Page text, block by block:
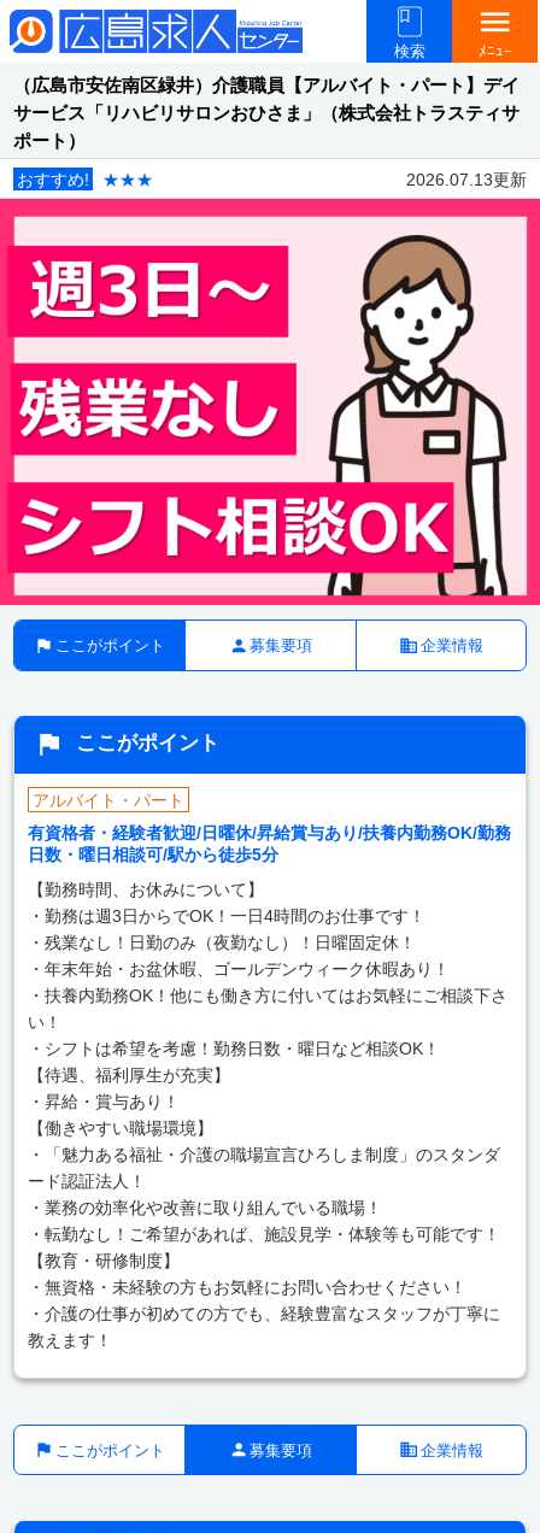
検索
menu
ﾒﾆｭｰ
（広島市安佐南区緑井）介護職員【アルバイト・パート】デイ
サービス「リハビリサロンおひさま」（株式会社トラスティサ
ポート）
おすすめ! ★★★ 2026.07.13更新
ここがポイント 募集要項 企業情報
ここがポイント
アルバイト・パート
有資格者・経験者歓迎/日曜休/昇給賞与あり/扶養内勤務OK/勤務
日数・曜日相談可/駅から徒歩5分
【勤務時間、お休みについて】
・勤務は週3日からでOK！一日4時間のお仕事です！
・残業なし！日勤のみ（夜勤なし）！日曜固定休！
・年末年始・お盆休暇、ゴールデンウィーク休暇あり！
・扶養内勤務OK！他にも働き方に付いてはお気軽にご相談下さ
い！
・シフトは希望を考慮！勤務日数・曜日など相談OK！
【待遇、福利厚生が充実】
・昇給・賞与あり！
【働きやすい職場環境】
・「魅力ある福祉・介護の職場宣言ひろしま制度」のスタンダ
ード認証法人！
・業務の効率化や改善に取り組んでいる職場！
・転勤なし！ご希望があれば、施設見学・体験等も可能です！
【教育・研修制度】
・無資格・未経験の方もお気軽にお問い合わせください！
・介護の仕事が初めての方でも、経験豊富なスタッフが丁寧に
教えます！
ここがポイント 募集要項 企業情報